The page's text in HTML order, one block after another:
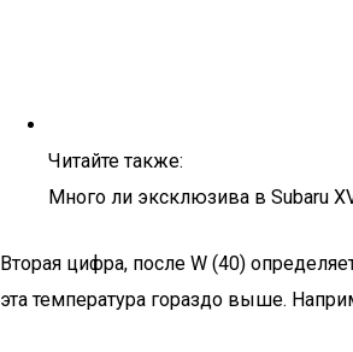
Читайте также:
Много ли эксклюзива в Subaru
Вторая цифра, после W (40)
эта температура гораздо выше.